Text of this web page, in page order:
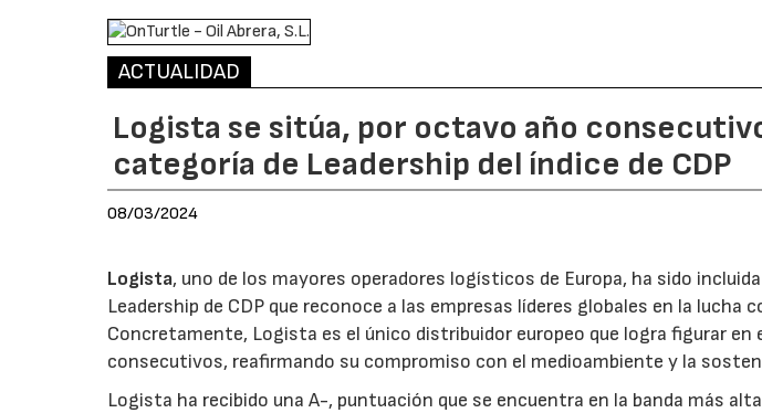
ACTUALIDAD
Logista se sitúa, por octavo año
categoría de Leadership del índice de CDP
08/03/2024
Logista, uno de los mayores operadores logísticos de Europa, ha sido
Leadership de CDP que reconoce a las empresas líderes globales en la lucha
Concretamente, Logista es el único distribuidor europeo que logra figurar
consecutivos, reafirmando su compromiso con el medioambiente y la
Logista ha recibido una A-, puntuación que se encuentra en la banda más